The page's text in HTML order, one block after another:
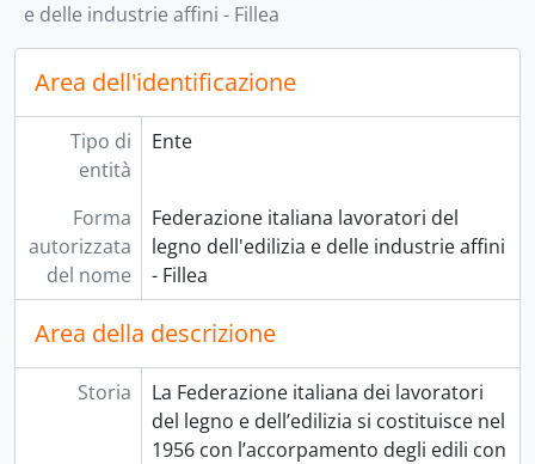
e delle industrie affini - Fillea
Area dell'identificazione
Tipo di
entità
Ente
Forma
autorizzata
del nome
Federazione italiana lavoratori del
legno dell'edilizia e delle industrie affini
- Fillea
Area della descrizione
Storia
La Federazione italiana dei lavoratori
del legno e dell’edilizia si costituisce nel
1956 con l’accorpamento degli edili con